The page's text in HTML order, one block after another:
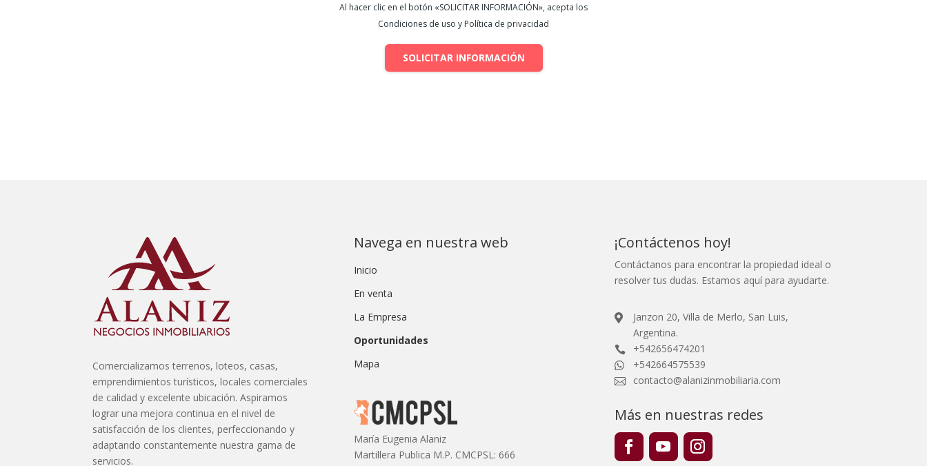
Al hacer clic en el botón «SOLICITAR INFORMACIÓN», acepta los
Condiciones de uso y Política de privacidad
SOLICITAR INFORMACIÓN
Comercializamos terrenos, loteos, casas,
emprendimientos turísticos, locales comerciales
de calidad y excelente ubicación. Aspiramos
lograr una mejora continua en el nivel de
satisfacción de los clientes, perfeccionando y
adaptando constantemente nuestra gama de
servicios.
Navega en nuestra web
Inicio
En venta
La Empresa
Oportunidades
Mapa
María Eugenia Alaniz
Martillera Publica M.P. CMCPSL: 666
¡Contáctenos hoy!
Contáctanos para encontrar la propiedad ideal o
resolver tus dudas. Estamos aquí para ayudarte.

Janzon 20, Villa de Merlo, San Luis,
Argentina.
 +542656474201
 +542664575539
 contacto@alanizinmobiliaria.com
Más en nuestras redes